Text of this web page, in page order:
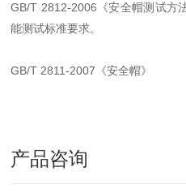
GB/T 2812-2006《安全帽测试方
能测试标准要求。
GB/T 2811-2007《安全帽》
产品咨询